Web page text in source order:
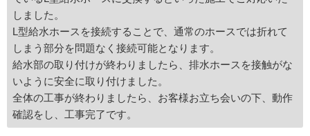
しました。
L型給水ホースを接続することで、通常のホースでは折れて
しまう部分を問題なく接続可能となります。
給水部の取り付けが終わりましたら、排水ホースを接触がな
いように安全に取り付けました。
全体の工事が終わりましたら、お客様お立ち会いの下、動作
確認をし、工事完了です。